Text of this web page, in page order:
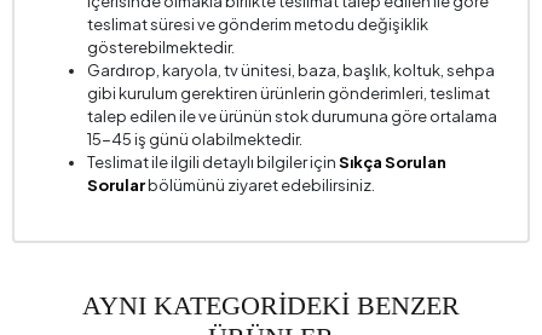
teslimat süresi ve gönderim metodu değişiklik
gösterebilmektedir.
Gardırop, karyola, tv ünitesi, baza, başlık, koltuk, sehpa
gibi kurulum gerektiren ürünlerin gönderimleri, teslimat
talep edilen ile ve ürünün stok durumuna göre ortalama
15-45 iş günü olabilmektedir.
Teslimat ile ilgili detaylı bilgiler içinSıkça Sorulan
Sorularbölümünü ziyaret edebilirsiniz.
AYNI KATEGORİDEKİ BENZER